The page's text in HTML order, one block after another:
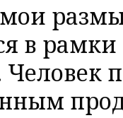
в рамки
Человек